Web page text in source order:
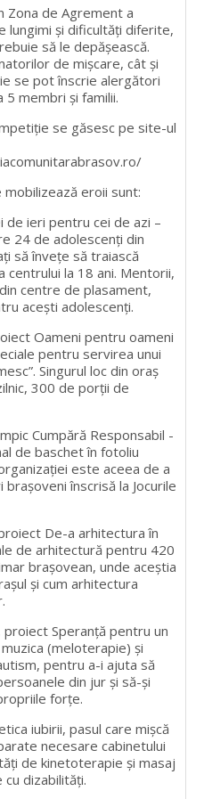
Zona de Agrement a
lungimi și dificultăți diferite,
să le depășească.
de mişcare, cât şi
se pot înscrie alergători
5 membri și familii.
se găsesc pe site-ul
eroii sunt:
de ieri pentru cei de azi –
24 de adolescenți din
să învețe să traiască
la 18 ani. Mentorii,
centre de plasament,
acești adolescenți.
Oameni pentru oameni
pentru servirea unui
Singurul loc din oraș
300 de porții de
Cumpără Responsabil -
de baschet în fotoliu
este aceea de a
înscrisă la Jocurile
De-a arhitectura în
de arhitectură pentru 420
brașovean, unde aceștia
și cum arhitectura
proiect Speranță pentru un
(meloterapie) și
pentru a-i ajuta să
din jur și să-și
forțe.
iubirii, pasul care mișcă
necesare cabinetului
de kinetoterapie și masaj
dizabilități.